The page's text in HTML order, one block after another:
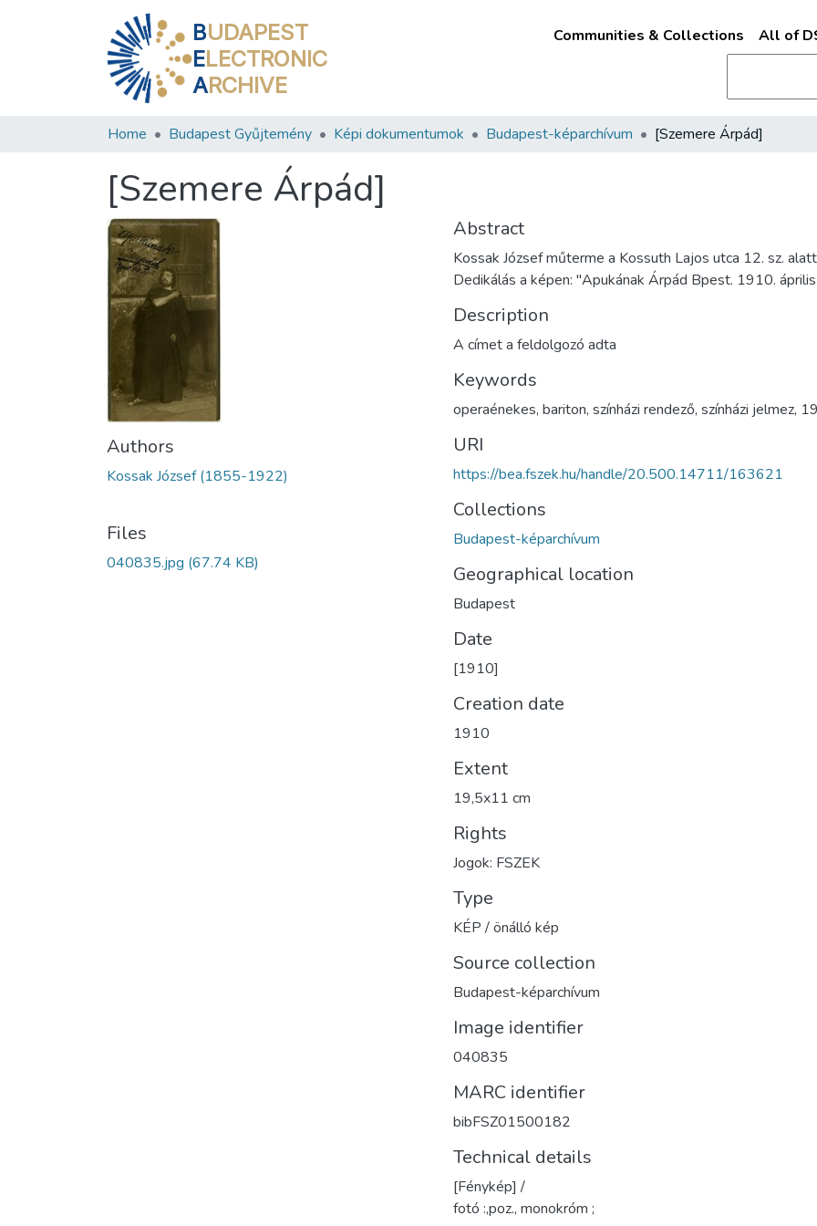
BUDAPEST
ELECTRONIC
ARCHIVE
Communities & Collections All of
Home Budapest Gyűjtemény Képi dokumentumok Budapest-képarchívum [Szemere Árpád]
[Szemere Árpád]
Authors
Kossak József (1855-1922)
Files
040835.jpg (67.74 KB)
Abstract
Kossak József műterme a Kossuth Lajos utca 12. sz.
Dedikálás a képen: "Apukának Árpád Bpest. 1910.
Description
A címet a feldolgozó adta
Keywords
operaénekes, bariton, színházi rendező, színházi jelmez,
URI
https://bea.fszek.hu/handle/20.500.14711/163621
Collections
Budapest-képarchívum
Geographical location
Budapest
Date
[1910]
Creation date
1910
Extent
19,5x11 cm
Rights
Jogok: FSZEK
Type
KÉP / önálló kép
Source collection
Budapest-képarchívum
Image identifier
040835
MARC identifier
bibFSZ01500182
Technical details
[Fénykép] /
fotó :,poz., monokróm ;